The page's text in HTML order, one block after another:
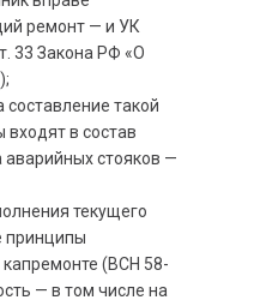
ремонт — и УК
33 Закона РФ «О
такой
в состав
стояков —
текущего
принципы
(ВСН 58-
— в том числе на